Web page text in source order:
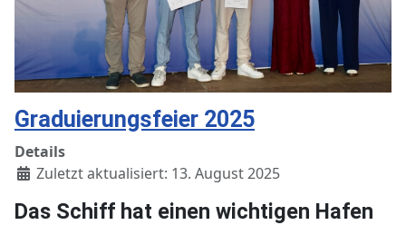
Graduierungsfeier 2025
Details
Zuletzt aktualisiert: 13. August 2025
Das Schiff hat einen wichtigen Hafen